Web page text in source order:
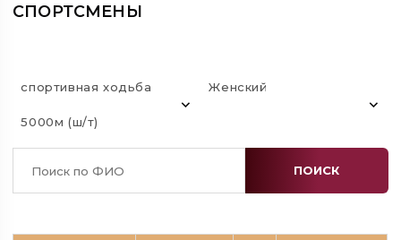
СПОРТСМЕНЫ
спортивная ходьба
5000м (ш/т)
Женский
ПОИСК